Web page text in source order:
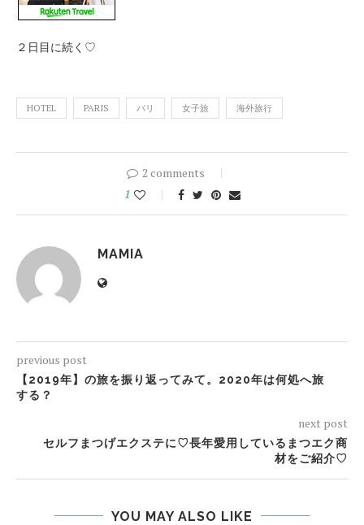
２日目に続く♡
HOTEL PARIS バリ 女子旅 海外旅行
2 comments
1
MAMIA
previous post
【2019年】の旅を振り返ってみて。2020年は何処へ旅
する？
next post
セルフまつげエクステに♡長年愛用しているまつエク商
材をご紹介♡
YOU MAY ALSO LIKE